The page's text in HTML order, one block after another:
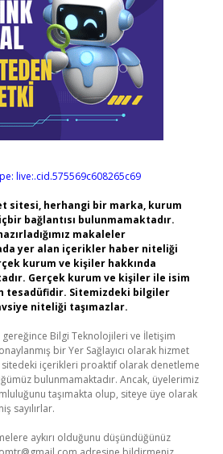
live:.cid.575569c608265c69
sitesi, herhangi bir marka, kurum
bağlantısı bulunmamaktadır.
makaleler
yer alan içerikler haber niteliği
kurum ve kişiler hakkında
Gerçek kurum ve kişiler ile isim
tesadüfidir. Sitemizdeki bilgiler
niteliği taşımazlar.
gereğince Bilgi Teknolojileri ve İletişim
bir Yer Sağlayıcı olarak hizmet
içerikleri proaktif olarak denetleme
bulunmamaktadır. Ancak, üyelerimiz
taşımakta olup, siteye üye olarak
sayılırlar.
aykırı olduğunu düşündüğünüz